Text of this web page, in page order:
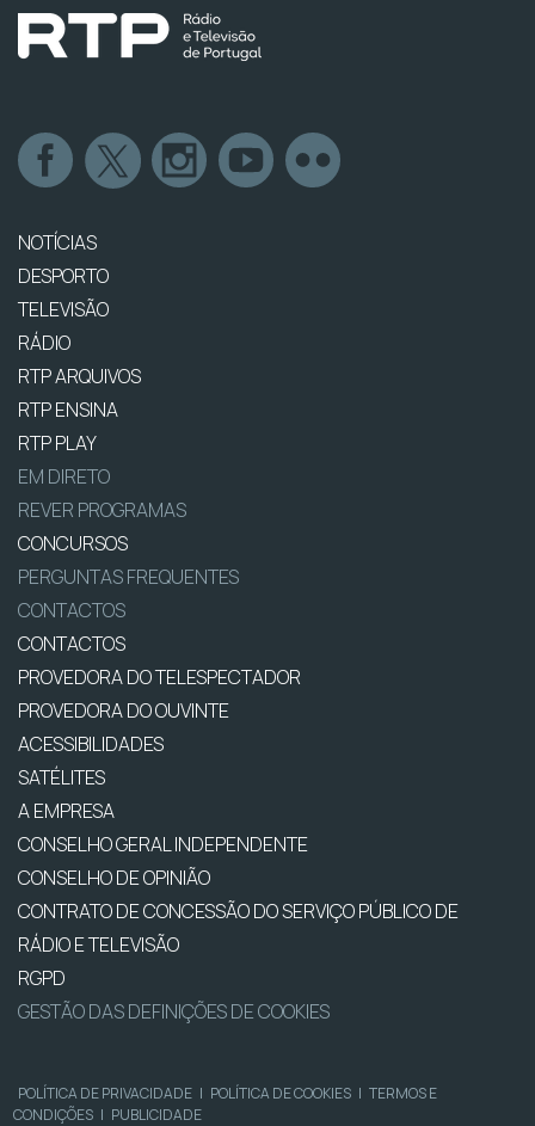
NOTÍCIAS
DESPORTO
TELEVISÃO
RÁDIO
RTP ARQUIVOS
RTP ENSINA
RTP PLAY
EM DIRETO
REVER PROGRAMAS
CONCURSOS
PERGUNTAS FREQUENTES
CONTACTOS
CONTACTOS
PROVEDORA DO TELESPECTADOR
PROVEDORA DO OUVINTE
ACESSIBILIDADES
SATÉLITES
A EMPRESA
CONSELHO GERAL INDEPENDENTE
CONSELHO DE OPINIÃO
CONTRATO DE CONCESSÃO DO SERVIÇO PÚBLICO DE
RÁDIO E TELEVISÃO
RGPD
GESTÃO DAS DEFINIÇÕES DE COOKIES
POLÍTICA DE PRIVACIDADE | POLÍTICA DE COOKIES | TERMOS E
CONDIÇÕES | PUBLICIDADE